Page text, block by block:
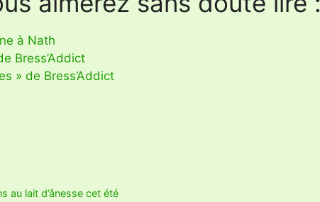
à Nath
Bress’Addict
» de Bress’Addict
au lait d’ânesse cet été